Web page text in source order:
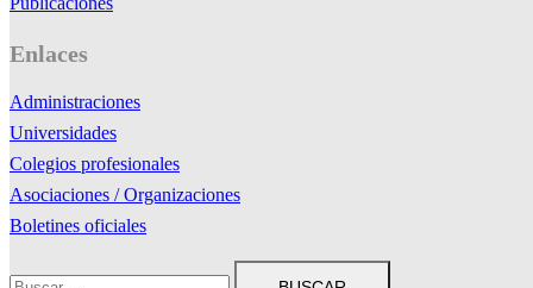
Enlaces
Administraciones
Universidades
Colegios profesionales
Asociaciones / Organizaciones
Boletines oficiales
Buscar: